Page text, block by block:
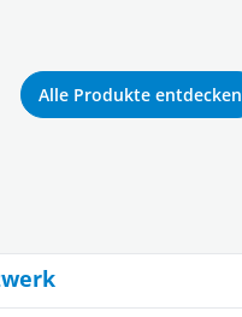
Alle Produkte entdecken